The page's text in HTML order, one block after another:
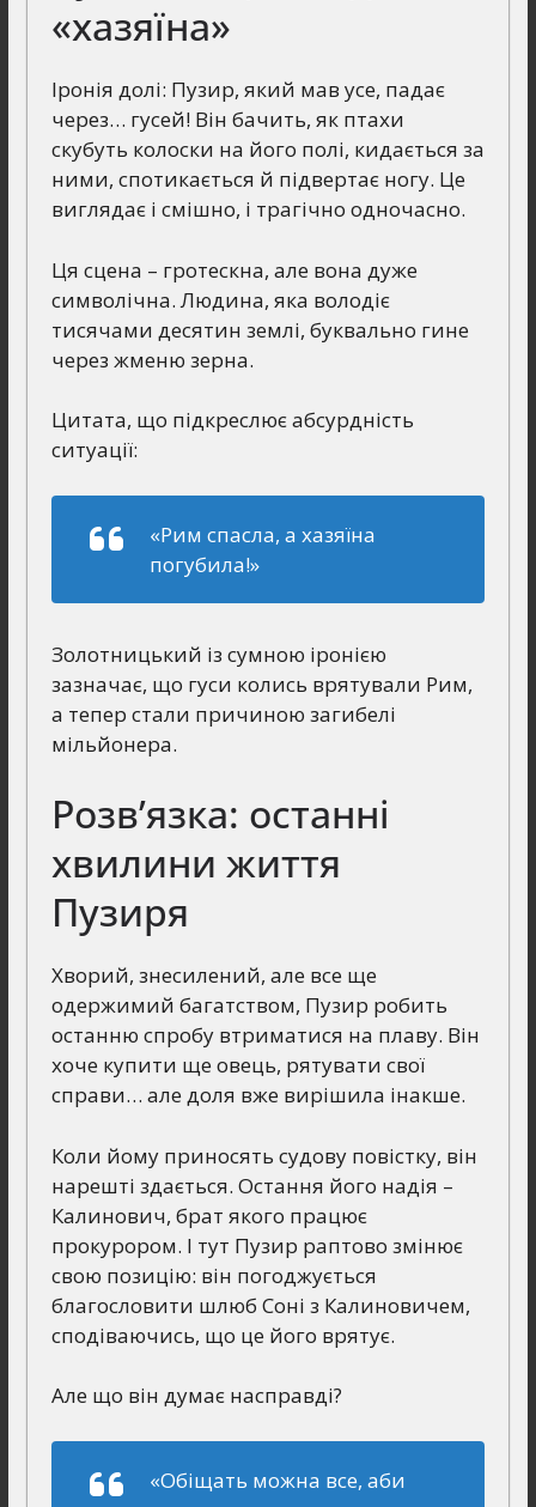
«хазяїна»
Іронія долі: Пузир, який мав усе, падає
через… гусей! Він бачить, як птахи
скубуть колоски на його полі, кидається за
ними, спотикається й підвертає ногу. Це
виглядає і смішно, і трагічно одночасно.
Ця сцена – гротескна, але вона дуже
символічна. Людина, яка володіє
тисячами десятин землі, буквально гине
через жменю зерна.
Цитата, що підкреслює абсурдність
ситуації:
«Рим спасла, а хазяїна
погубила!»
Золотницький із сумною іронією
зазначає, що гуси колись врятували Рим,
а тепер стали причиною загибелі
мільйонера.
Розв’язка: останні
хвилини життя
Пузиря
Хворий, знесилений, але все ще
одержимий багатством, Пузир робить
останню спробу втриматися на плаву. Він
хоче купити ще овець, рятувати свої
справи… але доля вже вирішила інакше.
Коли йому приносять судову повістку, він
нарешті здається. Остання його надія –
Калинович, брат якого працює
прокурором. І тут Пузир раптово змінює
свою позицію: він погоджується
благословити шлюб Соні з Калиновичем,
сподіваючись, що це його врятує.
Але що він думає насправді?
«Обіщать можна все, аби